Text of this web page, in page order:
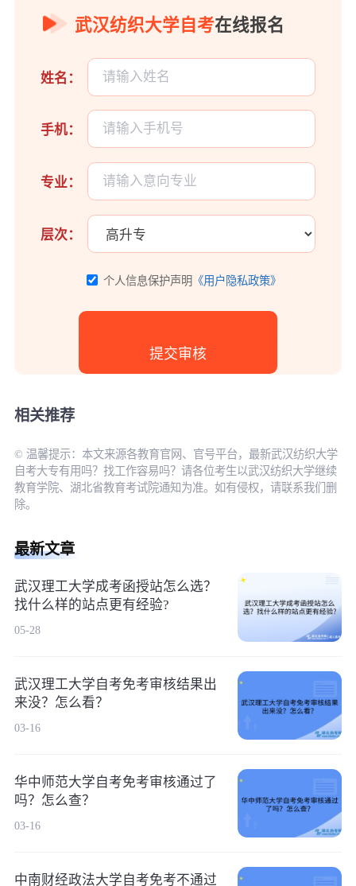
武汉纺织大学自考在线报名
姓名：
手机：
专业：
层次：
个人信息保护声明 《用户隐私政策》
相关推荐
© 温馨提示：本文来源各教育官网、官号平台，最新武汉纺织大学
自考大专有用吗？找工作容易吗？请各位考生以武汉纺织大学继续
教育学院、湖北省教育考试院通知为准。如有侵权，请联系我们删
除。
最新文章
武汉理工大学成考函授站怎么选？
找什么样的站点更有经验?
05-28
武汉理工大学自考免考审核结果出
来没？怎么看？
03-16
华中师范大学自考免考审核通过了
吗？怎么查？
03-16
中南财经政法大学自考免考不通过